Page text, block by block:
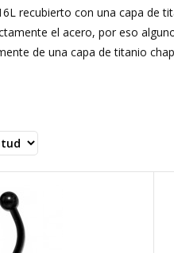
recubierto con una capa de
el acero, por eso
de una capa de titanio